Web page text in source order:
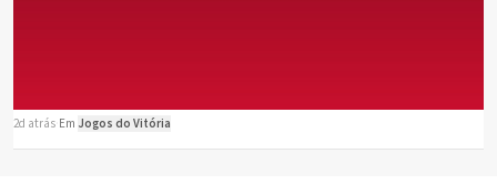
2d atrás Em Jogos do Vitória